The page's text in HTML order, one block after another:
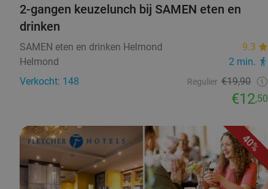
2-gangen keuzelunch bij SAMEN eten en
drinken
SAMEN eten en drinken Helmond
9.3
Helmond
2 min.
Verkocht: 148
Regulier €19,90
€12,50
40%